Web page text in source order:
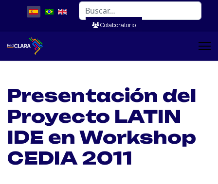
Buscar
Colaboratorio
Presentación del
Proyecto LATIN
IDE en Workshop
CEDIA 2011